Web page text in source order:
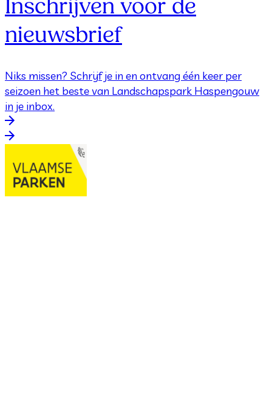
Inschrijven voor de
nieuwsbrief
Niks missen? Schrijf je in en ontvang één keer per
seizoen het beste van Landschapspark Haspengouw
in je inbox.